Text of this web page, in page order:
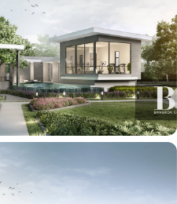
เพิ่มยูนิตเปรียบเทียบ
รายการที่ 3